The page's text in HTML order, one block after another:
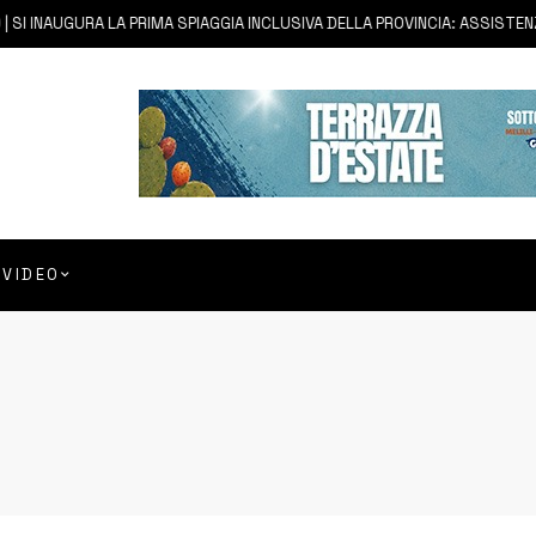
LA PRIMA SPIAGGIA INCLUSIVA DELLA PROVINCIA: ASSISTENZA E
VIDEO